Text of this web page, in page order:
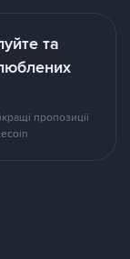
та
пропозиції